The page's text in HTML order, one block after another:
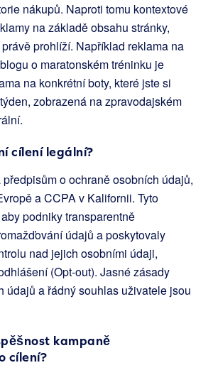
nákupů. Naproti tomu kontextové
na základě obsahu stránky,
prohlíží. Například reklama na
o maratonském tréninku je
na konkrétní boty, které jste si
zobrazená na zpravodajském
cílení legální?
o ochraně osobních údajů,
a CCPA v Kalifornii. Tyto
podniky transparentně
údajů a poskytovaly
nad jejich osobními údaji,
(Opt-out). Jasné zásady
údajů a řádný souhlas uživatele jsou
kampaně
cílení?